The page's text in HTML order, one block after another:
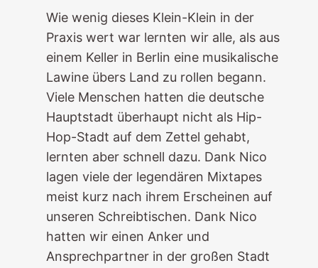
Wie wenig dieses Klein-Klein in der
Praxis wert war lernten wir alle, als aus
einem Keller in Berlin eine musikalische
Lawine übers Land zu rollen begann.
Viele Menschen hatten die deutsche
Hauptstadt überhaupt nicht als Hip-
Hop-Stadt auf dem Zettel gehabt,
lernten aber schnell dazu. Dank Nico
lagen viele der legendären Mixtapes
meist kurz nach ihrem Erscheinen auf
unseren Schreibtischen. Dank Nico
hatten wir einen Anker und
Ansprechpartner in der großen Stadt